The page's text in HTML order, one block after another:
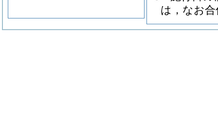
は，なお